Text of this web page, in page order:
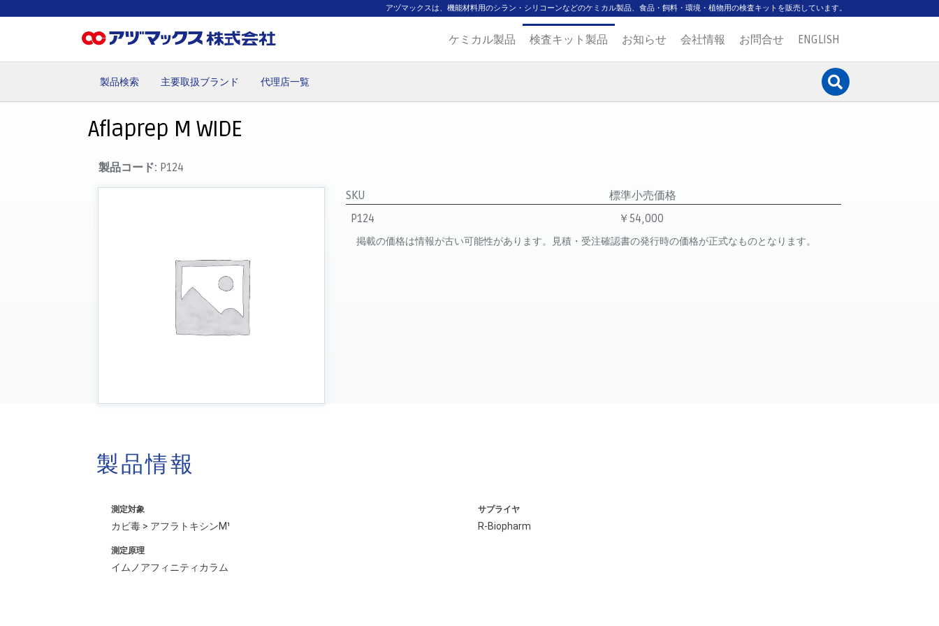
アヅマックスは、機能材料用のシラン・シリコーンなどのケミカル製品、食品・飼料・環境・植物用の検査キットを販売しています。
ケミカル製品 検査キット製品 お知らせ 会社情報 お問合せ ENGLISH
製品検索 主要取扱ブランド 代理店一覧
Aflaprep M WIDE
製品コード: P124
SKU
標準小売価格
P124
￥54,000
掲載の価格は情報が古い可能性があります。見積・受注確認書の発行時の価格が正式なものとなります。
製品情報
測定対象
カビ毒 > アフラトキシンM¹
サプライヤ
R-Biopharm
測定原理
イムノアフィニティカラム